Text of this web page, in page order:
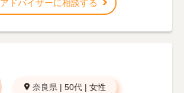
アドバイザーに相談する
奈良県 | 50代 | 女性